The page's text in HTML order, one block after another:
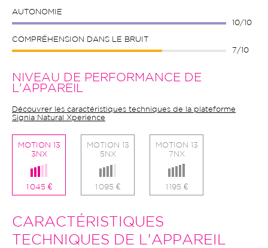
AUTONOMIE
10/10
COMPRÉHENSION DANS LE BRUIT
7/10
NIVEAU DE PERFORMANCE DE
L'APPAREIL
Découvrer les caractéristiques techniques de la plateforme
Signia Natural Xperience
MOTION 13
3NX
1 045 €
MOTION 13
5NX
1 095 €
MOTION 13
7NX
1 195 €
CARACTÉRISTIQUES
TECHNIQUES DE L'APPAREIL